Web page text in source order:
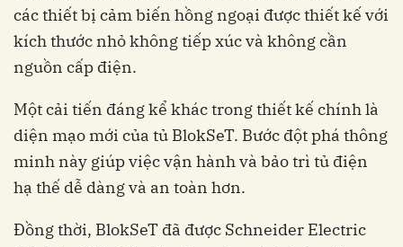
các thiết bị cảm biến hồng ngoại được thiết kế với
kích thước nhỏ không tiếp xúc và không cần
nguồn cấp điện.
Một cải tiến đáng kể khác trong thiết kế chính là
diện mạo mới của tủ BlokSeT. Bước đột phá thông
minh này giúp việc vận hành và bảo trì tủ điện
hạ thế dễ dàng và an toàn hơn.
Đồng thời, BlokSeT đã được Schneider Electric